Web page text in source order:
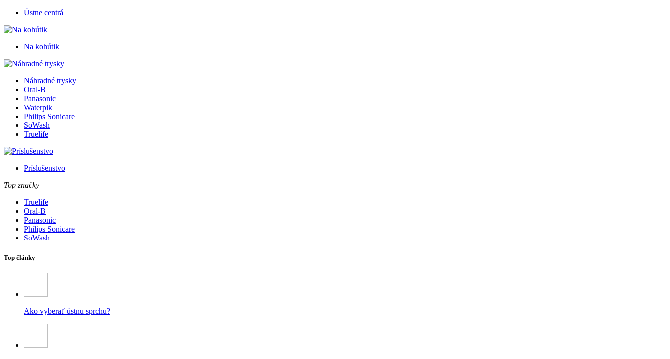
Ústne centrá
Na kohútik
Náhradné trysky
Oral-B
Panasonic
Waterpik
Philips Sonicare
SoWash
Truelife
Príslušenstvo
Top značky
Truelife
Oral-B
Panasonic
Philips Sonicare
SoWash
Top články
Ako vyberať ústnu sprchu?